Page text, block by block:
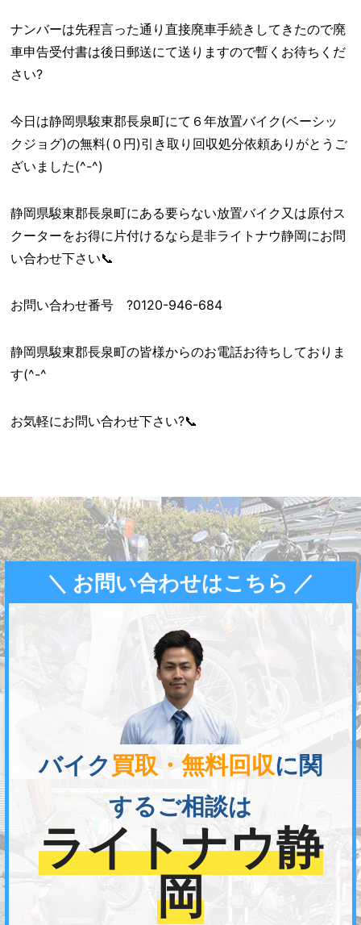
ナンバーは先程言った通り直接廃車手続きしてきたので廃
車申告受付書は後日郵送にて送りますので暫くお待ちくだ
さい?
今日は静岡県駿東郡長泉町にて６年放置バイク(ベーシッ
クジョグ)の無料(０円)引き取り回収処分依頼ありがとうご
ざいました(^-^)
静岡県駿東郡長泉町にある要らない放置バイク又は原付ス
クーターをお得に片付けるなら是非ライトナウ静岡にお問
い合わせ下さい📞
お問い合わせ番号 ?0120-946-684
静岡県駿東郡長泉町の皆様からのお電話お待ちしておりま
す(^-^ゞ
お気軽にお問い合わせ下さい?📞
＼ お問い合わせはこちら ／
バイク 買取・無料回収に関
するご相談は
ライトナウ静
岡